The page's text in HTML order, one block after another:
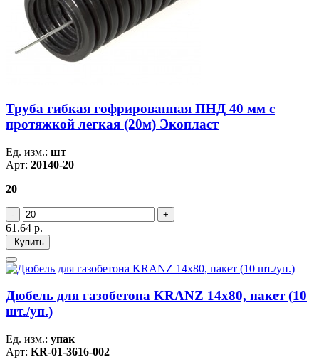
Труба гибкая гофрированная ПНД 40 мм с
протяжкой легкая (20м) Экопласт
Ед. изм.: шт
Арт: 20140-20
20
61.64 р.
Купить
Дюбель для газобетона KRANZ 14х80, пакет (10
шт./уп.)
Ед. изм.: упак
Арт: KR-01-3616-002